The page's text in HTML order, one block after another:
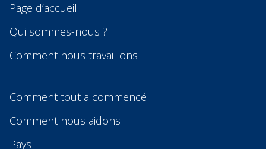
Page d’accueil
Qui sommes-nous ?
Comment nous travaillons
Comment tout a commencé
Comment nous aidons
Pays